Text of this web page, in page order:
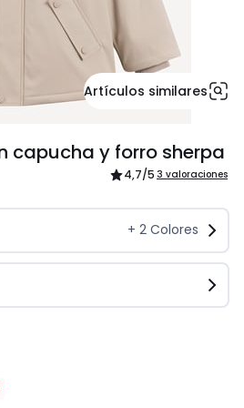
Artículos similares
capucha y forro sherpa
4,7/5 3 valoraciones
+ 2 Colores